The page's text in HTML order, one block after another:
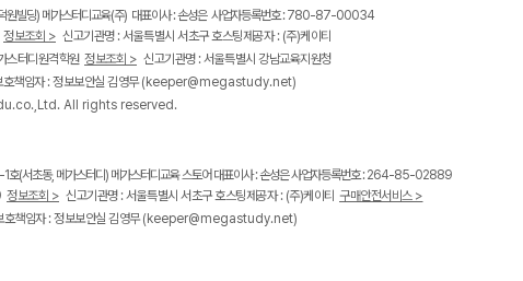
원빌딩) 메가스터디교육(주) 대표이사 : 손성은 사업자등록번호 : 780-87-00034
정보조회 > 신고기관명 : 서울특별시 서초구 호스팅제공자 : (주)케이티
스터디원격학원 정보조회 > 신고기관명 : 서울특별시 강남교육지원청
책임자 : 정보보안실 김영무(keeper@megastudy.net)
All rights reserved.
(서초동, 메가스터디) 메가스터디교육 스토어 대표이사 : 손성은 사업자등록번호 : 264-85-02889
정보조회 > 신고기관명 : 서울특별시 서초구 호스팅제공자 : (주)케이티 구매안전서비스 >
책임자 : 정보보안실 김영무(keeper@megastudy.net)